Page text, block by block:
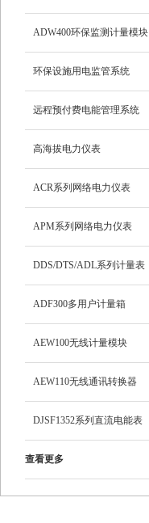
ADW400环保监测计量模块
环保设施用电监管系统
远程预付费电能管理系统
高海拔电力仪表
ACR系列网络电力仪表
APM系列网络电力仪表
DDS/DTS/ADL系列计量表
ADF300多用户计量箱
AEW100无线计量模块
AEW110无线通讯转换器
DJSF1352系列直流电能表
查看更多